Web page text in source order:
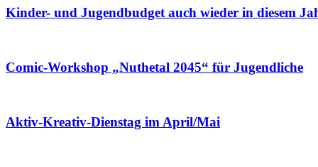
Kinder- und Jugendbudget auch wieder in diesem
Comic-Workshop „Nuthetal 2045“ für Jugendliche
Aktiv-Kreativ-Dienstag im April/Mai